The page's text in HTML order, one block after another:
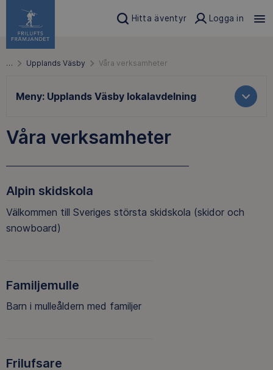
Hitta äventyr Logga in
… Upplands Väsby Våra verksamheter
Meny: Upplands Väsby lokalavdelning
Våra verksamheter
Alpin skidskola
Välkommen till Sveriges största skidskola (skidor och
snowboard)
Familjemulle
Barn i mulleåldern med familjer
Frilufsare